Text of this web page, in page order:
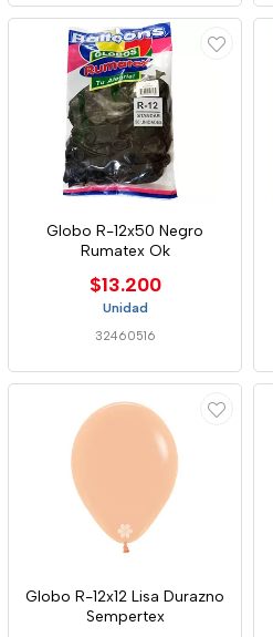
Globo R-12x50 Negro
Rumatex Ok
$13.200
Unidad
32460516
Globo R-12x12 Lisa Durazno
Sempertex